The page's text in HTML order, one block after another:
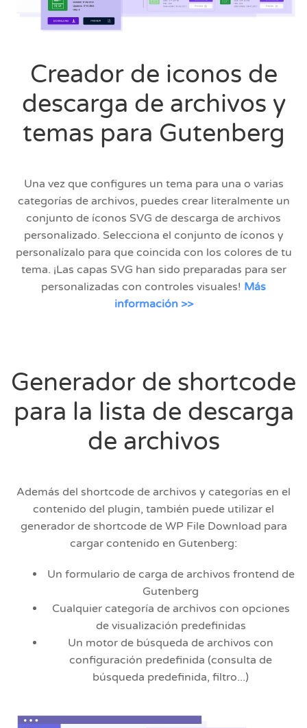
Creador de iconos de
descarga de archivos y
temas para Gutenberg
Una vez que configures un tema para una o varias
categorías de archivos, puedes crear literalmente un
conjunto de íconos SVG de descarga de archivos
personalizado. Selecciona el conjunto de íconos y
personalízalo para que coincida con los colores de tu
tema. ¡Las capas SVG han sido preparadas para ser
personalizadas con controles visuales! Más
información >>
Generador de shortcode
para la lista de descarga
de archivos
Además del shortcode de archivos y categorías en el
contenido del plugin, también puede utilizar el
generador de shortcode de WP File Download para
cargar contenido en Gutenberg:
Un formulario de carga de archivos frontend de
Gutenberg
Cualquier categoría de archivos con opciones
de visualización predefinidas
Un motor de búsqueda de archivos con
configuración predefinida (consulta de
búsqueda predefinida, filtro...)